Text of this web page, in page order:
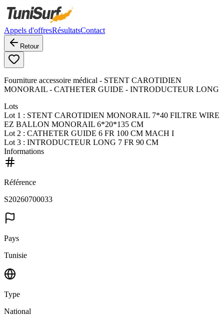
Appels d'offresRésultatsContact
Retour
Fourniture accessoire médical - STENT CAROTIDIEN
MONORAIL - CATHETER GUIDE - INTRODUCTEUR LONG
Lots
Lot 1 : STENT CAROTIDIEN MONORAIL 7*40 FILTRE WIRE
EZ BALLON MONORAIL 6*20*135 CM
Lot 2 : CATHETER GUIDE 6 FR 100 CM MACH I
Lot 3 : INTRODUCTEUR LONG 7 FR 90 CM
Informations
Référence
S20260700033
Pays
Tunisie
Type
National